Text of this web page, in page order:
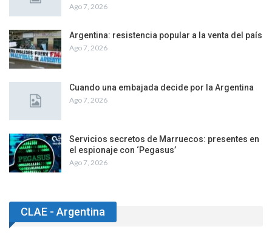
Ago 7, 2026
Argentina: resistencia popular a la venta del país
Ago 7, 2026
Cuando una embajada decide por la Argentina
Ago 7, 2026
Servicios secretos de Marruecos: presentes en
el espionaje con ‘Pegasus’
Ago 7, 2026
CLAE - Argentina